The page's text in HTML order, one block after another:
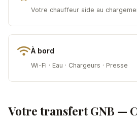
Votre chauffeur aide au
À bord
Wi-Fi · Eau · Chargeurs · Presse
Votre transfert GNB —